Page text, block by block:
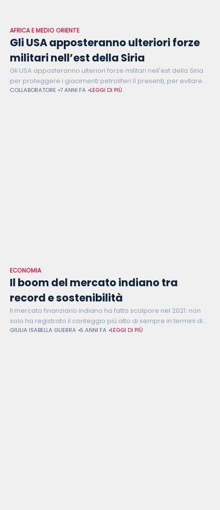
AFRICA E MEDIO ORIENTE
Gli USA apposteranno ulteriori forze
militari nell’est della Siria
Gli USA apposteranno ulteriori forze militari nell'est della Siria
per proteggere i giacimenti petroliferi lì presenti, per evitare
che cadano sotto il controllo di un riformato ISIS o qualsiasi
COLLABORATORE 7 ANNI FA LEGGI DI PIÙ
ECONOMIA
Il boom del mercato indiano tra
record e sostenibilità
Il mercato finanziario indiano ha fatto scalpore nel 2021: non
solo ha registrato il conteggio più alto di sempre in termini di
valore e volume, con oltre 2.220 operazioni che
GIULIA ISABELLA GUERRA 5 ANNI FA LEGGI DI PIÙ